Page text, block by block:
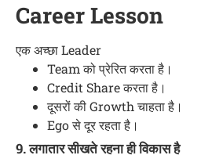
Career Lesson
एक अच्छा Leader
Team को प्रेरित करता है।
Credit Share करता है।
दूसरों की Growth चाहता है।
Ego से दूर रहता है।
9. लगातार सीखते रहना ही विकास है